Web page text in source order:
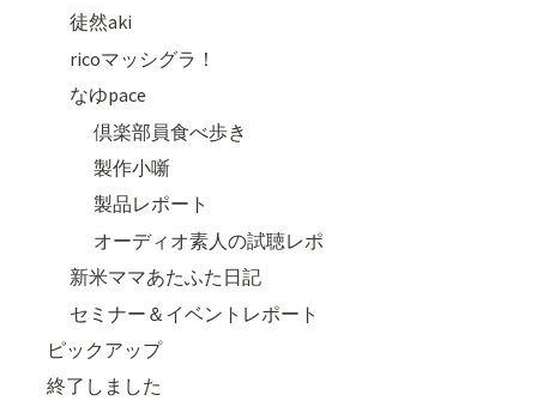
徒然aki
ricoマッシグラ！
なゆpace
倶楽部員食べ歩き
製作小噺
製品レポート
オーディオ素人の試聴レポ
新米ママあたふた日記
セミナー＆イベントレポート
ピックアップ
終了しました